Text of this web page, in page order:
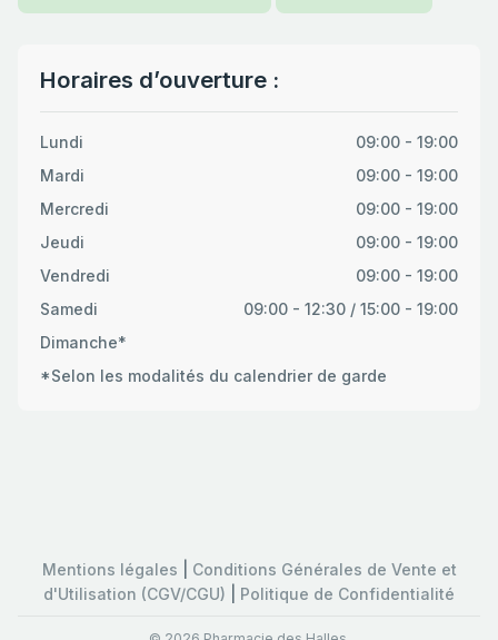
Horaires d’ouverture :
Lundi
09:00 - 19:00
Mardi
09:00 - 19:00
Mercredi
09:00 - 19:00
Jeudi
09:00 - 19:00
Vendredi
09:00 - 19:00
Samedi
09:00 - 12:30 / 15:00 - 19:00
Dimanche*
*Selon les modalités du calendrier de garde
Mentions légales
Conditions Générales de Vente et
d'Utilisation (CGV/CGU)
Politique de Confidentialité